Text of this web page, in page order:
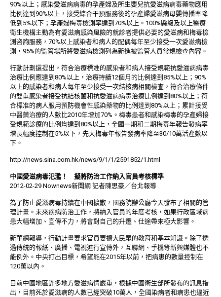
90%以上；感染愛滋病病毒的孕產婦及所生嬰兒抗愛滋病病毒藥物應用
比例達到90%以上，接受綜合干預服務後的孕產婦愛滋病母嬰傳播率降
低到5%以下；孕產婦梅毒檢測率達到70%以上。100%縣級及以上醫療
衛生機構主動為有愛滋病感染風險的就診者提供必要的愛滋病和梅毒檢
測咨詢服務，70%以上感染者和病人的配偶每年至少接受一次愛滋病檢
測，95%的監管場所將愛滋病檢測列為新進被監管人員常規檢查內容。
行動計劃還提出，符合治療標准的感染者和病人接受規範抗愛滋病病毒
治療比例應達到80%以上，治療持續12個月的比例達到85%以上；90%
以上的感染者和病人每年至少接受一次結核病相關檢查，符合治療條件
的雙重感染者接受抗結核菌和抗愛滋病病毒治療比例達到80%以上；符
合標准的病人服用預防機會性感染藥物的比例達到80%以上；累計接受
中醫藥治療的人數比2010年增加70%。梅毒患者和感染梅毒的孕產婦接
受規範診療的比例均達到80%以上，全國一期和二期梅毒年報告發病率
增長幅度控制在5%以下，先天梅毒年報告發病率降至30/10萬活產數以
下。
http://news.sina.com.hk/news/9/1/1/2591852/1.html
中國愛滋病毒氾濫！ 擬將防治工作納入官員考核標準
2012-02-29 Nownews新聞網 記者陳思豪／台北報導
為了防止愛滋病毒持續在中國擴散，國務院辦公廳今天發布了相關的管
理計畫。未來疾病防治工作，將納入官員的年度考核，如果行政區域病
患大幅增加、宣傳不力，將會對自己的升遷、仕途帶來極大影響。
新華網報導，行動計畫要求官員要擴大民眾的教育和基本知識。除了透
過傳統的報紙、廣播、電視進行宣傳外，互聯網、手機等新興媒體也不
能例外。中央打出目標，希望能在2015年以前，把病患的數量控制在
120萬以內。
目前中國地區許多地方愛滋病情嚴重，根據中國衛生部所發布的訊息指
出，目前死於愛滋病的人數已經突破10萬人，全國染病者和病患也逼近